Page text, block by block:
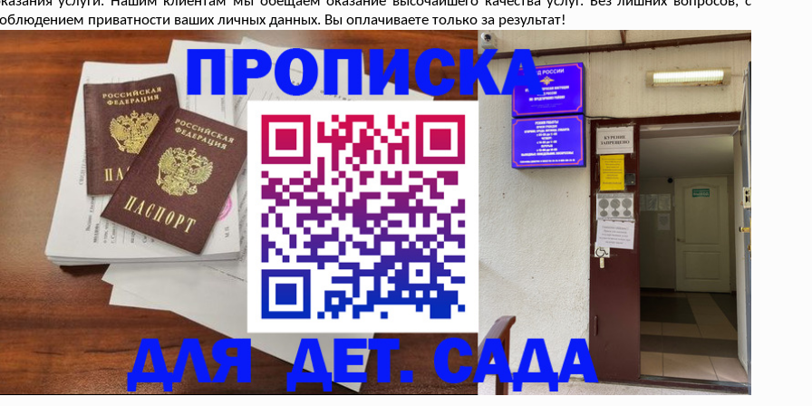
приватности ваших личных данных. Вы оплачиваете только за результат!